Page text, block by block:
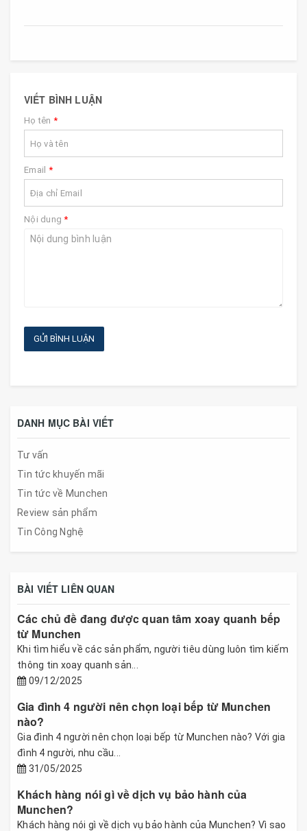
VIẾT BÌNH LUẬN
Họ tên *
Email *
Nội dung*
GỬI BÌNH LUẬN
DANH MỤC BÀI VIẾT
Tư vấn
Tin tức khuyến mãi
Tin tức về Munchen
Review sản phẩm
Tin Công Nghệ
BÀI VIẾT LIÊN QUAN
Các chủ đề đang được quan tâm xoay quanh bếp
từ Munchen
Khi tìm hiểu về các sản phẩm, người tiêu dùng luôn tìm kiếm
thông tin xoay quanh sản...
09/12/2025
Gia đình 4 người nên chọn loại bếp từ Munchen
nào?
Gia đình 4 người nên chọn loại bếp từ Munchen nào? Với gia
đình 4 người, nhu cầu...
31/05/2025
Khách hàng nói gì về dịch vụ bảo hành của
Munchen?
Khách hàng nói gì về dịch vụ bảo hành của Munchen? Vì sao